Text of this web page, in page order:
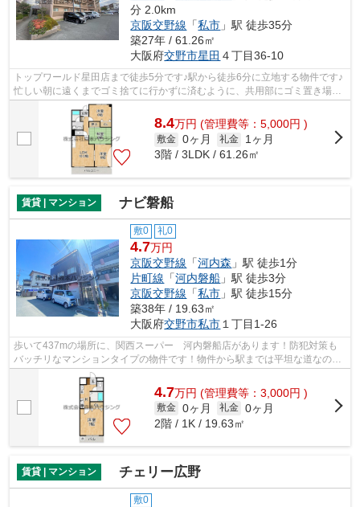
分 2.0km
京阪交野線 「私市 」駅 徒歩35分
築27年 / 61.26㎡
大阪府交野市星田 ４丁目36-10
トップワールド星田店まで徒歩5分です♪駅から徒歩6分に立地する物件です♪
忙しい朝に遠くまでゴミ捨てに行かずに済むように、共用部にゴミ置き場を
備え付けております♪こちらの物件には...
8.4万円 (管理費等：5,000円 )
敷金 0ヶ月 礼金
1ヶ月
3階 / 3LDK / 61.26㎡
賃貸 | マンション ナビ磐船
敷0 礼0
4.7万円
京阪交野線 「河内森 」駅 徒歩1分
片町線 「河内磐船 」駅 徒歩3分
京阪交野線 「私市 」駅 徒歩15分
築38年 / 19.63㎡
大阪府交野市私市１丁目1-26
歩いて437mの場所に、関西スーパー 河内磐船店があります！防犯対策も
バッチリなマンションタイプの物件です！物件から駅までは平坦な道なの
で、快適に移動できます！2駅利用可能なマ...
4.7万円 (管理費等：3,000円 )
敷金 0ヶ月 礼金 0ヶ月
2階 / 1K / 19.63㎡
賃貸 | マンション チェリー広野
敷0